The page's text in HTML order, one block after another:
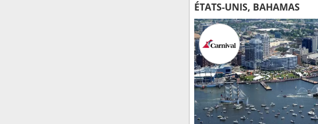
ÉTATS-UNIS, BAHAMAS